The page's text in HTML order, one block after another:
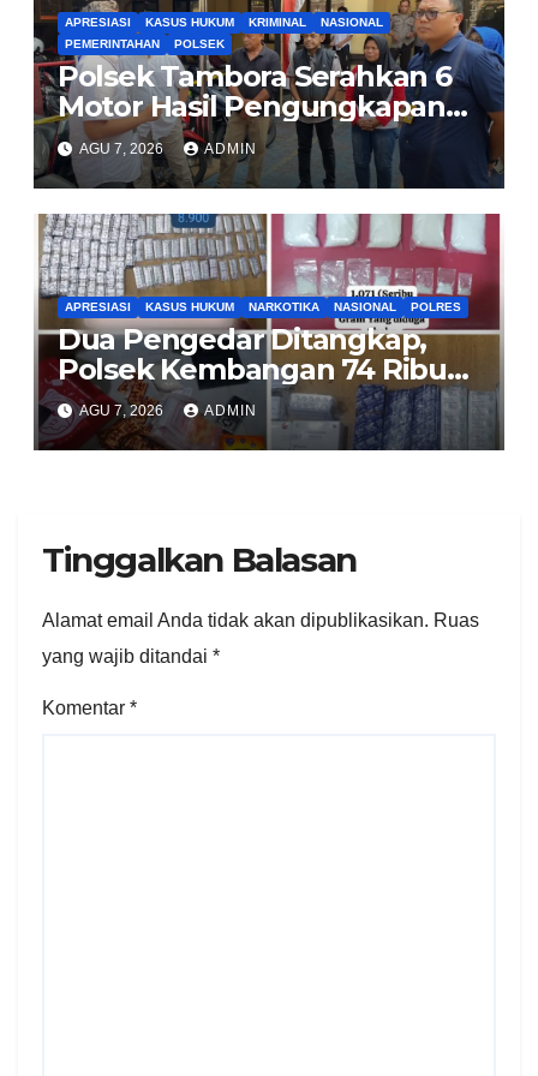
APRESIASI KASUS HUKUM KRIMINAL
NASIONAL
PEMERINTAHAN
POLSEK
Polsek Tambora Serahkan 6
Motor Hasil Pengungkapan
Kasus Curanmor Kepada
Pemilik Yang sah
AGU 7, 2026 ADMIN
APRESIASI KASUS HUKUM NARKOTIKA NASIONAL POLRES
Dua Pengedar Ditangkap,
Polsek Kembangan 74 Ribu
Obat Keras, Sabu Hingga
Puluhan Vape Etomidate
Diamankan
AGU 7, 2026 ADMIN
Tinggalkan Balasan
Alamat email Anda tidak akan dipublikasikan. Ruas
yang wajib ditandai *
Komentar *